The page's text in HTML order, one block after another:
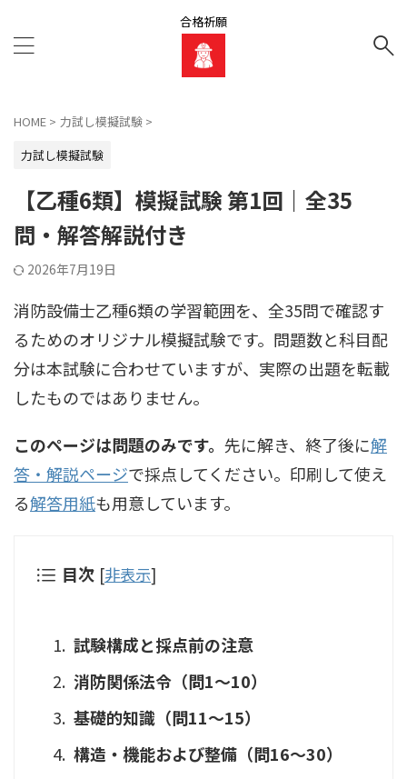
合格祈願
HOME > 力試し模擬試験 >
力試し模擬試験
【乙種6類】模擬試験 第1回｜全35
問・解答解説付き
2026年7月19日
消防設備士乙種6類の学習範囲を、全35問で確認す
るためのオリジナル模擬試験です。問題数と科目配
分は本試験に合わせていますが、実際の出題を転載
したものではありません。
このページは問題のみです。 先に解き、終了後に解
答・解説ページで採点してください。印刷して使え
る解答用紙も用意しています。
目次 [非表示]
試験構成と採点前の注意
消防関係法令（問1〜10）
基礎的知識（問11〜15）
構造・機能および整備（問16〜30）